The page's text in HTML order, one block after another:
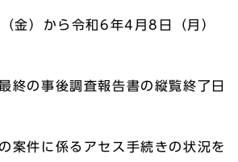
金）から令和6年4月8日（月）
終の事後調査報告書の縦覧終了日
案件に係るアセス手続きの状況を